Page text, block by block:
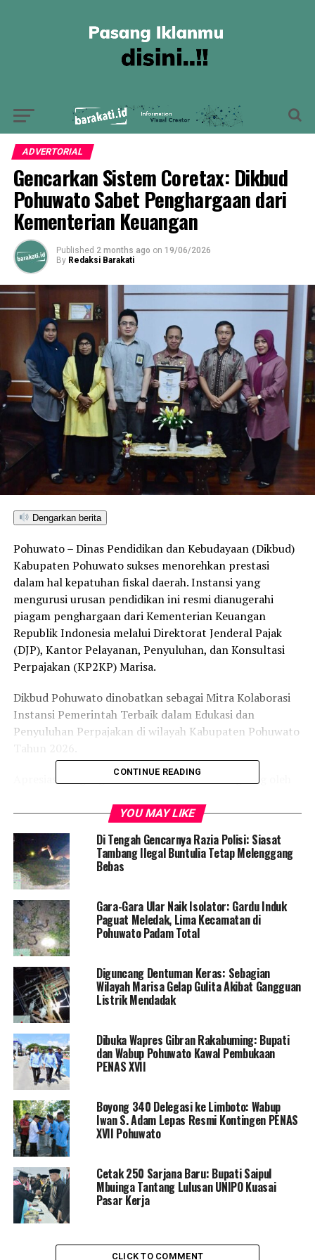
ADVERTORIAL
Gencarkan Sistem Coretax: Dikbud
Pohuwato Sabet Penghargaan dari
Kementerian Keuangan
Published 2 months ago on 19/06/2026
By Redaksi Barakati
Dengarkan berita
Pohuwato – Dinas Pendidikan dan Kebudayaan (Dikbud)
Kabupaten Pohuwato sukses menorehkan prestasi
dalam hal kepatuhan fiskal daerah. Instansi yang
mengurusi urusan pendidikan ini resmi dianugerahi
piagam penghargaan dari Kementerian Keuangan
Republik Indonesia melalui Direktorat Jenderal Pajak
(DJP), Kantor Pelayanan, Penyuluhan, dan Konsultasi
Perpajakan (KP2KP) Marisa.
Dikbud Pohuwato dinobatkan sebagai Mitra Kolaborasi
Instansi Pemerintah Terbaik dalam Edukasi dan
Penyuluhan Perpajakan di wilayah Kabupaten Pohuwato
Apresiasi bergengsi tersebut diserahkan langsung oleh
Faisal kepada Kepala Dinas Dikbud Pohuwato Arman
Mohamad di ruang kerja Kadis, Kamis (18/06/2026).
Usai menerima penghargaan, Arman Mohamad
menjelaskan bahwa rekognisi ini merupakan buah dari
langkah taktis jajarannya dalam melakukan
pendampingan masif serta asistensi pengisian Surat
Pemberitahuan (SPT) Tahunan bagi Aparatur Sipil
Negara (ASN). Intervensi ini utamanya menyasar para
guru dan tenaga kependidikan yang berada di bawah
naungan Dikbud Pohuwato.
Menurut Arman, postur kuantitas ASN di Bumi Panua
hampir separuhnya berstatus sebagai guru dan tenaga
kependidikan, termasuk di dalamnya Pegawai
Pemerintah dengan Perjanjian Kerja (PPPK). Angka
makro tersebut menempatkan Dikbud sebagai instansi
dengan jumlah wajib pajak orang pribadi terbesar di
lingkup Pemkab Pohuwato.
“Sebelumnya, problem utama kami adalah banyaknya
ASN yang menunggak pelaporan SPT Tahunan.
Faktanya, ini bukan karena mereka tidak taat pajak atau
tidak mau melapor, melainkan karena kendala
keterbatasan waktu operasional mengajar. Selain itu,
banyak yang belum familiar dengan arsitektur sistem
administrasi terbaru yakniCoretax System,” ungkap
CONTINUE READING
YOU MAY LIKE
Di Tengah Gencarnya Razia Polisi: Siasat
Tambang Ilegal Buntulia Tetap Melenggang
Bebas
Gara-Gara Ular Naik Isolator: Gardu Induk
Paguat Meledak, Lima Kecamatan di
Pohuwato Padam Total
Diguncang Dentuman Keras: Sebagian
Wilayah Marisa Gelap Gulita Akibat Gangguan
Listrik Mendadak
Dibuka Wapres Gibran Rakabuming: Bupati
dan Wabup Pohuwato Kawal Pembukaan
PENAS XVII
Boyong 340 Delegasi ke Limboto: Wabup
Iwan S. Adam Lepas Resmi Kontingen PENAS
XVII Pohuwato
Cetak 250 Sarjana Baru: Bupati Saipul
Mbuinga Tantang Lulusan UNIPO Kuasai
Pasar Kerja
CLICK TO COMMENT